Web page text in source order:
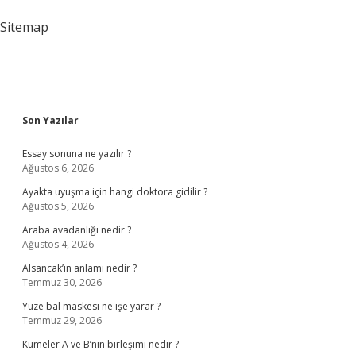
Sitemap
Sidebar
Son Yazılar
Essay sonuna ne yazılır ?
Ağustos 6, 2026
Ayakta uyuşma için hangi doktora gidilir ?
Ağustos 5, 2026
Araba avadanlığı nedir ?
Ağustos 4, 2026
Alsancak’ın anlamı nedir ?
Temmuz 30, 2026
Yüze bal maskesi ne işe yarar ?
Temmuz 29, 2026
Kümeler A ve B’nin birleşimi nedir ?